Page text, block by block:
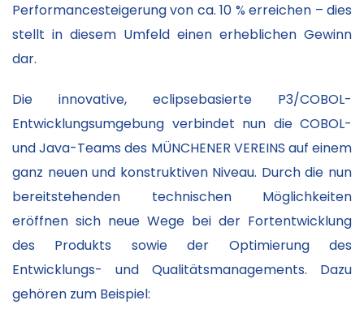
Performancesteigerung von ca. 10 % erreichen – dies
stellt in diesem Umfeld einen erheblichen Gewinn
dar.
Die innovative, eclipsebasierte P3/COBOL-
Entwicklungsumgebung verbindet nun die COBOL-
und Java-Teams des MÜNCHENER VEREINS auf einem
ganz neuen und konstruktiven Niveau. Durch die nun
bereitstehenden technischen Möglichkeiten
eröffnen sich neue Wege bei der Fortentwicklung
des Produkts sowie der Optimierung des
Entwicklungs- und Qualitätsmanagements. Dazu
gehören zum Beispiel: